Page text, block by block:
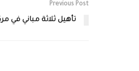
Previous Post
تأهيل ثلاثة مباني في